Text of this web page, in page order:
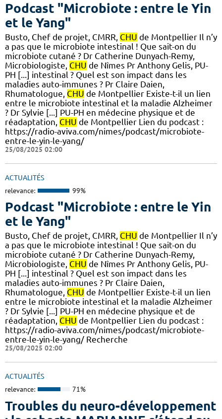
Podcast "Microbiote : entre le Yin
et le Yang"
Busto, Chef de projet, CMRR, CHU de Montpellier Il n’y
a pas que le microbiote intestinal ! Que sait-on du
microbiote cutané ? Dr Catherine Dunyach-Remy,
Microbiologiste, CHU de Nîmes Pr Anthony Gelis, PU-
PH [...] intestinal ? Quel est son impact dans les
maladies auto-immunes ? Pr Claire Daien,
Rhumatologue, CHU de Montpellier Existe-t-il un lien
entre le microbiote intestinal et la maladie Alzheimer
? Dr Sylvie [...] PU-PH en médecine physique et de
réadaptation, CHU de Montpellier Lien du podcast :
https://radio-aviva.com/nimes/podcast/microbiote-
entre-le-yin-le-yang/
25/08/2025 02:00
ACTUALITÉS
relevance: 99%
Podcast "Microbiote : entre le Yin
et le Yang"
Busto, Chef de projet, CMRR, CHU de Montpellier Il n’y
a pas que le microbiote intestinal ! Que sait-on du
microbiote cutané ? Dr Catherine Dunyach-Remy,
Microbiologiste, CHU de Nîmes Pr Anthony Gelis, PU-
PH [...] intestinal ? Quel est son impact dans les
maladies auto-immunes ? Pr Claire Daien,
Rhumatologue, CHU de Montpellier Existe-t-il un lien
entre le microbiote intestinal et la maladie Alzheimer
? Dr Sylvie [...] PU-PH en médecine physique et de
réadaptation, CHU de Montpellier Lien du podcast :
https://radio-aviva.com/nimes/podcast/microbiote-
entre-le-yin-le-yang/ Recherche
25/08/2025 02:00
ACTUALITÉS
relevance: 71%
Troubles du neuro-développement